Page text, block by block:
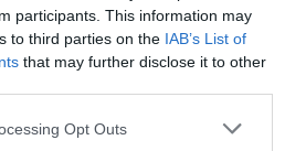
participants. This information may
to third parties on the IAB’s List of
that may further disclose it to other
app uses one or more Google
Opt Outs
Protec nevű készítményt.Egy
(oldható koncentrátumkészítmény),
kivonatot és 140 g/liter cukrot
tartalmaz. Fontos, hogy a
kell alkalmazni. Nem